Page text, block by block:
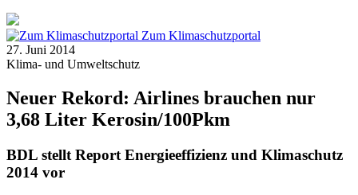
Zum Klimaschutzportal
27. Juni 2014
Klima- und Umweltschutz
Neuer Rekord: Airlines brauchen nur
3,68 Liter Kerosin/100Pkm
BDL stellt Report Energieeffizienz und Klimaschutz
2014 vor